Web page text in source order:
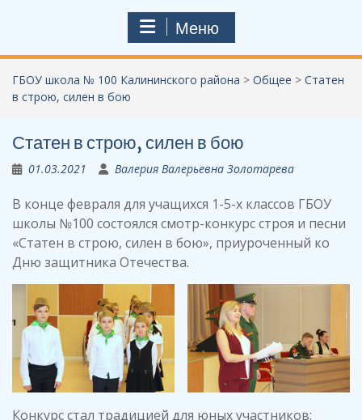
Меню
ГБОУ школа № 100 Калининского района > Общее > Статен
в строю, силен в бою
Статен в строю, силен в бою
01.03.2021 Валерия Валерьевна Золотарева
В конце февраля для учащихся 1-5-х классов ГБОУ
школы №100 состоялся смотр-конкурс строя и песни
«Статен в строю, силен в бою», приуроченный ко
Дню защитника Отечества.
Конкурс стал традицией для юных участников: